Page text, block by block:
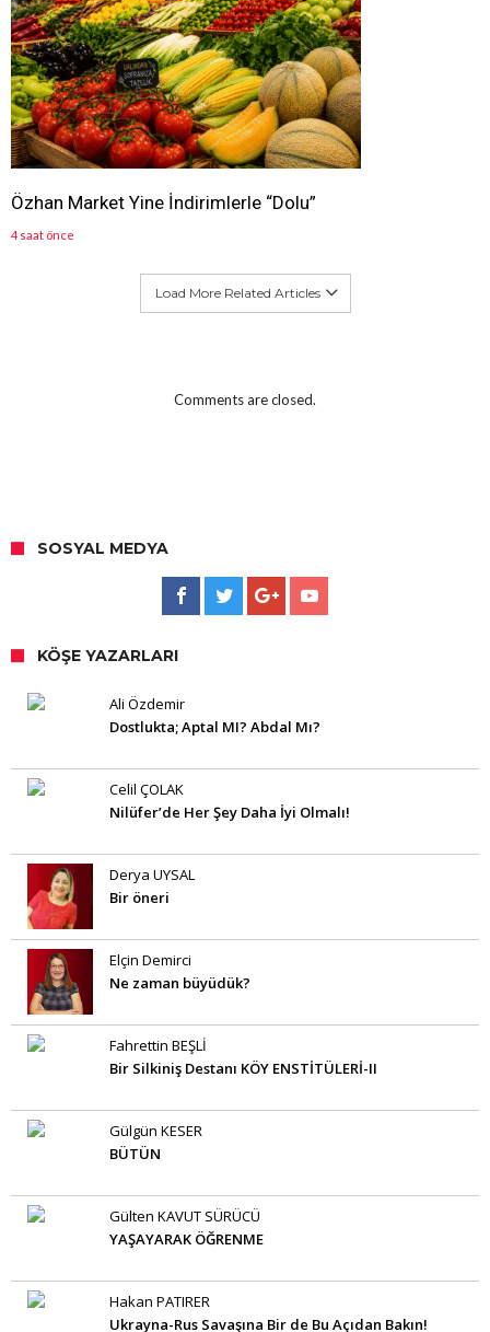
Özhan Market Yine İndirimlerle “Dolu”
4 saat önce
Load More Related Articles
Comments are closed.
SOSYAL MEDYA
KÖŞE YAZARLARI
Ali Özdemir
Dostlukta; Aptal MI? Abdal Mı?
Celil ÇOLAK
Nilüfer’de Her Şey Daha İyi Olmalı!
Derya UYSAL
Bir öneri
Elçin Demirci
Ne zaman büyüdük?
Fahrettin BEŞLİ
Bir Silkiniş Destanı KÖY ENSTİTÜLERİ-II
Gülgün KESER
BÜTÜN
Gülten KAVUT SÜRÜCÜ
YAŞAYARAK ÖĞRENME
Hakan PATIRER
Ukrayna-Rus Savaşına Bir de Bu Açıdan Bakın!